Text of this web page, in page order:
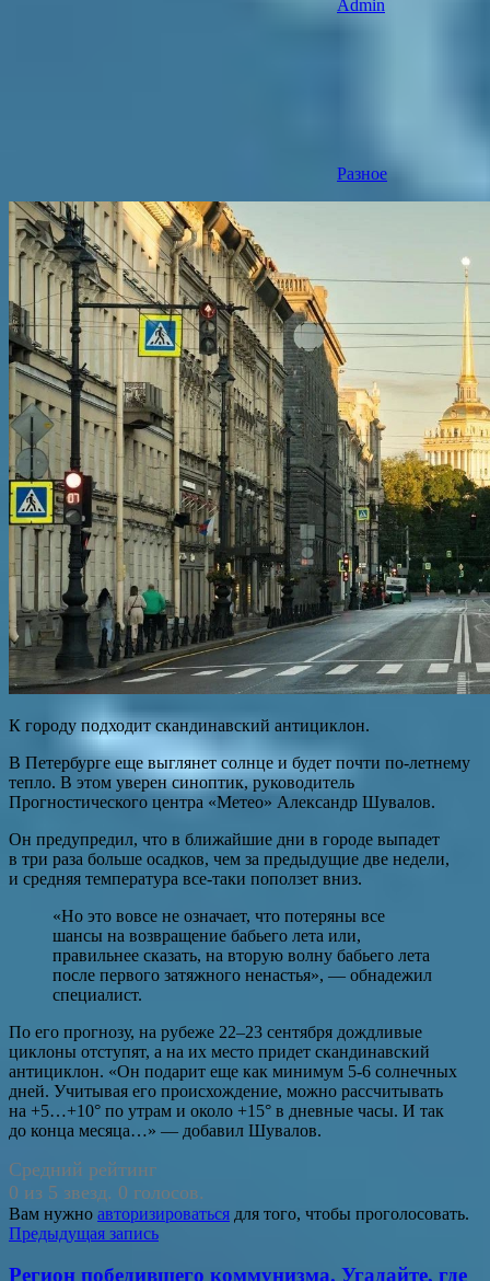
Admin
Разное
К городу подходит скандинавский антициклон.
В Петербурге еще выглянет солнце и будет почти по-летнему
тепло. В этом уверен синоптик, руководитель
Прогностического центра «Метео» Александр Шувалов.
Он предупредил, что в ближайшие дни в городе выпадет
в три раза больше осадков, чем за предыдущие две недели,
и средняя температура все-таки поползет вниз.
«Но это вовсе не означает, что потеряны все
шансы на возвращение бабьего лета или,
правильнее сказать, на вторую волну бабьего лета
после первого затяжного ненастья», — обнадежил
специалист.
По его прогнозу, на рубеже 22–23 сентября дождливые
циклоны отступят, а на их место придет скандинавский
антициклон. «Он подарит еще как минимум 5-6 солнечных
дней. Учитывая его происхождение, можно рассчитывать
на +5…+10° по утрам и около +15° в дневные часы. И так
до конца месяца…» — добавил Шувалов.
Средний рейтинг
0 из 5 звезд. 0 голосов.
Вам нужно авторизироваться для того, чтобы проголосовать.
Навигация
по
Предыдущая запись
Регион победившего коммунизма. Угадайте, где